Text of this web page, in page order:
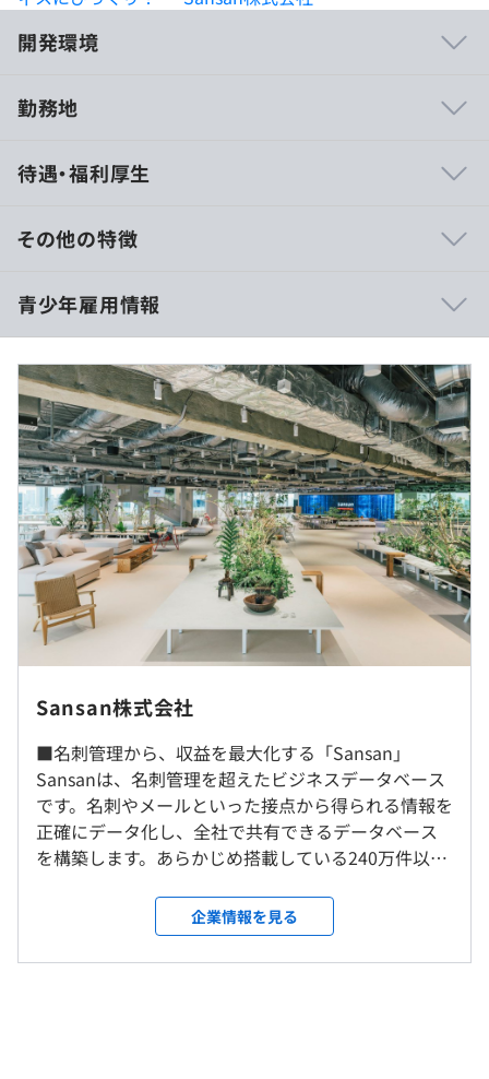
開発環境
【Webアプリ開発チーム】
名、エンジニアメンバー：5名、デザイナー： 1名
勤務地
就業場所の変更範囲
東京、名古屋、大阪、福岡
＜変更範囲＞
会社の定める場所
受動喫煙防止措置に関する事項
敷地内禁煙
待遇・福利厚生
■賃金の決定方法：当社規定により決定いたします
（※想定年収は年収提示額を保証するものではありません）
フレックスタイム制
※コアタイム 10:00-16:00
※1日当たりの標準労働時間8h
休憩時間：休憩60分
平均残業時間：平均10時間／月
土日祝日、年末年始休暇、有給休暇、慶弔休暇など
・各種社会保険完備
その他の特徴
青少年雇用情報
過去３年間の新卒採用者数の男女別人数
前年度 男性12人 女性4人
研修の有無及び内容
マナー研修等
メンター制度の有無
あり
前年度の月平均所定外労働時間の実績
10.0時間
Sansan株式会社
■名刺管理から、収益を最大化する「Sansan」
Sansanは、名刺管理を超えたビジネスデータベース
です。名刺やメールといった接点から得られる情報を
正確にデータ化し、全社で共有できるデータベース
を構築します。あらかじめ搭載している240万件以上
一元管理できるようにすることで、これまで気付け
なかったビジネス機会を最大化し、売上の拡大を後
押しします。また、名刺関連の業務や商談準備を効率
企業情報を見る